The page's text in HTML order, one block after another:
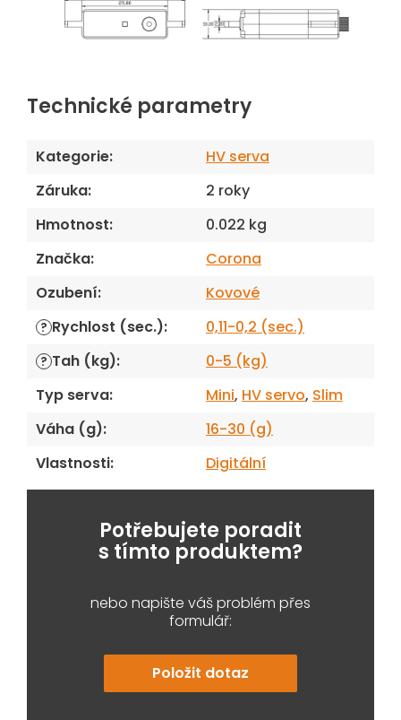
Technické parametry
Kategorie:
HV serva
Záruka:
2 roky
Hmotnost:
0.022 kg
Značka:
Corona
Ozubení: Kovové
? Rychlost (sec.): 0,11-0,2 (sec.)
? Tah (kg):
0-5 (kg)
Typ serva: Mini, HV servo, Slim
Váha (g):
16-30 (g)
Vlastnosti: Digitální
Potřebujete poradit
s tímto produktem?
nebo napište váš problém přes
formulář:
Položit dotaz